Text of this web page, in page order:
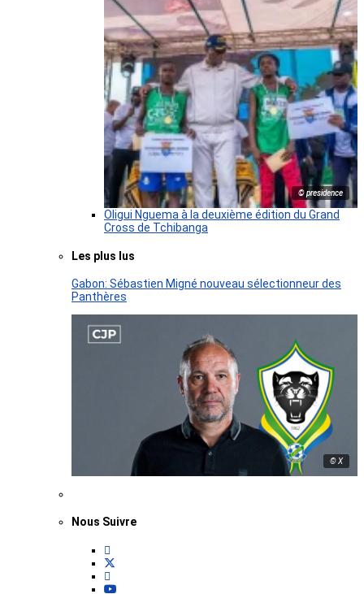
© presidence
Oligui Nguema à la deuxième édition du Grand
Cross de Tchibanga
Les plus lus
Gabon: Sébastien Migné nouveau sélectionneur des
Panthères
© X
Nous Suivre